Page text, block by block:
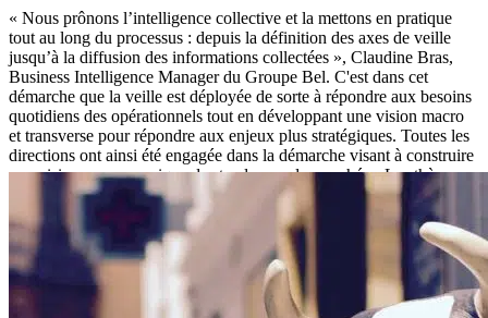
« Nous prônons l’intelligence collective et la mettons en pratique
tout au long du processus : depuis la définition des axes de veille
jusqu’à la diffusion des informations collectées », Claudine Bras,
Business Intelligence Manager du Groupe Bel. C'est dans cet
démarche que la veille est déployée de sorte à répondre aux besoins
quotidiens des opérationnels tout en développant une vision macro
et transverse pour répondre aux enjeux plus stratégiques. Toutes les
directions ont ainsi été engagée dans la démarche visant à construire
une vision macroscopique des tendances du marché. « Les thèmes
sont interconnectés les uns les autres et impactent plusieurs
directions. La responsabilité sociétale des entreprises n’est pas
l’affaire du seul département RSE, il concerne aussi l’innovation, le
marketing, la communication... », explique Claudine Bras.